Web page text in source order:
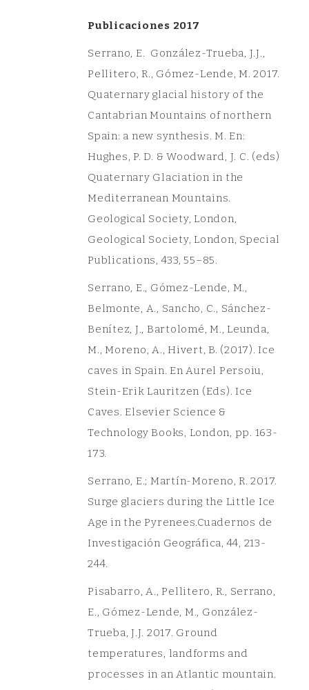
Publicaciones 2017
Serrano, E. González-Trueba, J.J.,
Pellitero, R., Gómez-Lende, M. 2017.
Quaternary glacial history of the
Cantabrian Mountains of northern
Spain: a new synthesis. M. En:
Hughes, P. D. & Woodward, J. C. (eds)
Quaternary Glaciation in the
Mediterranean Mountains.
Geological Society, London,
Geological Society, London, Special
Publications, 433, 55–85.
Serrano, E., Gómez-Lende, M.,
Belmonte, A., Sancho, C., Sánchez-
Benítez, J., Bartolomé, M., Leunda,
M., Moreno, A., Hivert, B. (2017). Ice
caves in Spain. En Aurel Persoiu,
Stein-Erik Lauritzen (Eds). Ice
Caves. Elsevier Science &
Technology Books, London, pp. 163-
173.
Serrano, E.; Martín-Moreno, R. 2017.
Surge glaciers during the Little Ice
Age in the Pyrenees.Cuadernos de
Investigación Geográfica, 44, 213-
244.
Pisabarro, A., Pellitero, R., Serrano,
E., Gómez-Lende, M., González-
Trueba, J.J. 2017. Ground
temperatures, landforms and
processes in an Atlantic mountain.